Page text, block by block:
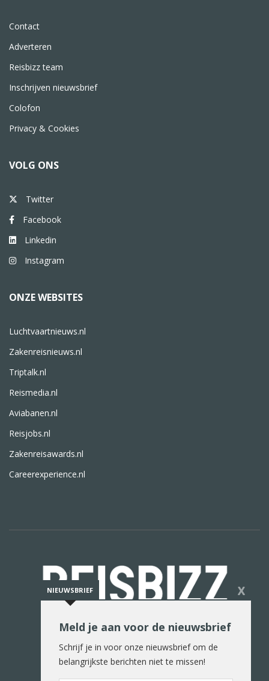
Contact
Adverteren
Reisbizz team
Inschrijven nieuwsbrief
Colofon
Privacy & Cookies
VOLG ONS
Twitter
Facebook
Linkedin
Instagram
ONZE WEBSITES
Luchtvaartnieuws.nl
Zakenreisnieuws.nl
Triptalk.nl
Reismedia.nl
Aviabanen.nl
Reisjobs.nl
Zakenreisawards.nl
Careerexperience.nl
De reiswereld in woord en beeld
NIEUWSBRIEF X
Meld je aan voor de nieuwsbrief
Schrijf je in voor onze nieuwsbrief om de
belangrijkste berichten niet te missen!